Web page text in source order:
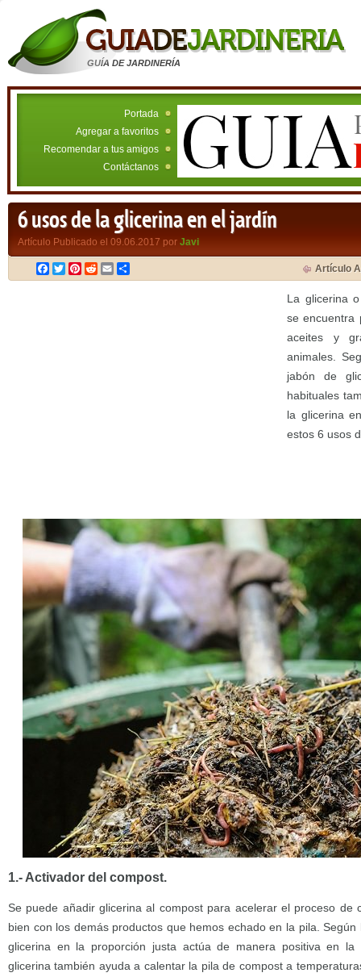
GUÍA DE JARDINERÍA
Portada
Agregar a favoritos
Recomendar a tus amigos
Contáctanos
6 usos de la glicerina en el jardín
Artículo Publicado el 09.06.2017 por Javi
Facebook
TwitterPinterest
RedditEmail Artículo
La glicerina
se encuentra
aceites y
animales.
jabón de
habituales
la glicerina
estos 6 usos
1.- Activador del compost.
Se puede añadir glicerina al compost para acelerar el proceso de
bien con los demás productos que hemos echado en la pila.
glicerina en la proporción justa actúa de manera positiva en la
glicerina también ayuda a calentar la pila de compost a